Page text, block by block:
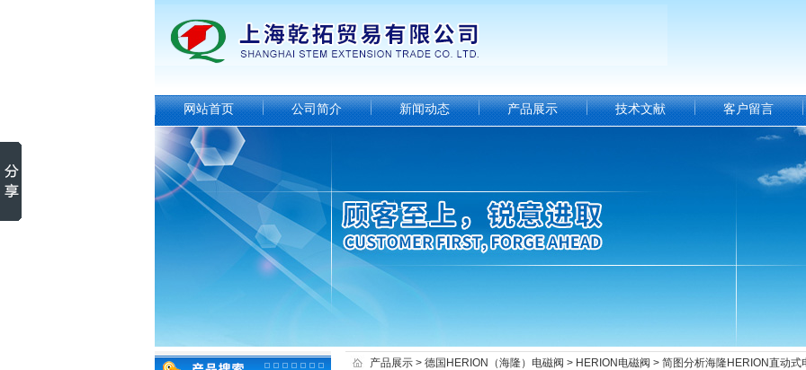
网站首页 公司简介 新闻动态 产品展示 技术文献 客户留言
产品展示 > 德国HERION（海隆）电磁阀 > HERION电磁阀 > 简图分析海隆HERION直动式